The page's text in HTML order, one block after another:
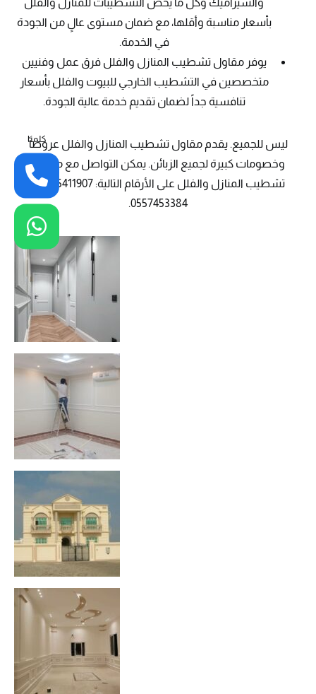
والسيراميك وكل ما يخص التشطيبات للمنازل والفلل
بأسعار مناسبة وأقلها، مع ضمان مستوى عالٍ من الجودة
في الخدمة.
يوفر مقاول تشطيب المنازل والفلل فرق عمل وفنيين
متخصصين في التشطيب الخارجي للبيوت والفلل بأسعار
تنافسية جداً لضمان تقديم خدمة عالية الجودة.
ليس للجميع. يقدم مقاول تشطيب المنازل والفلل عروضاً
وخصومات كبيرة لجميع الزبائن. يمكن التواصل مع مقاول
تشطيب المنازل والفلل على الأرقام التالية: 0565411907 و
0557453384.
كلمنا